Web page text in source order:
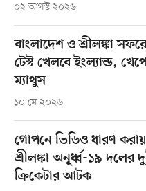
০২ আগস্ট ২০২৬
বাংলাদেশ ও শ্রীলঙ্কা
টেস্ট খেলবে ইংল্যান্ড,
ম্যাথুস
১০ মে ২০২৬
গোপনে ভিডিও ধারণ করায়
শ্রীলঙ্কা অনূর্ধ্ব-১৯ দলের
ক্রিকেটার আটক